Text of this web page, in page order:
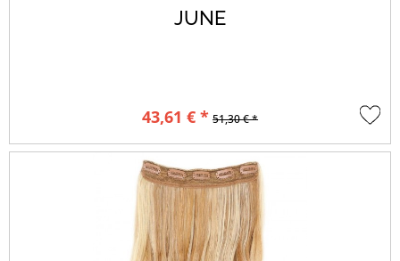
JUNE
43,61 € * 51,30 € *